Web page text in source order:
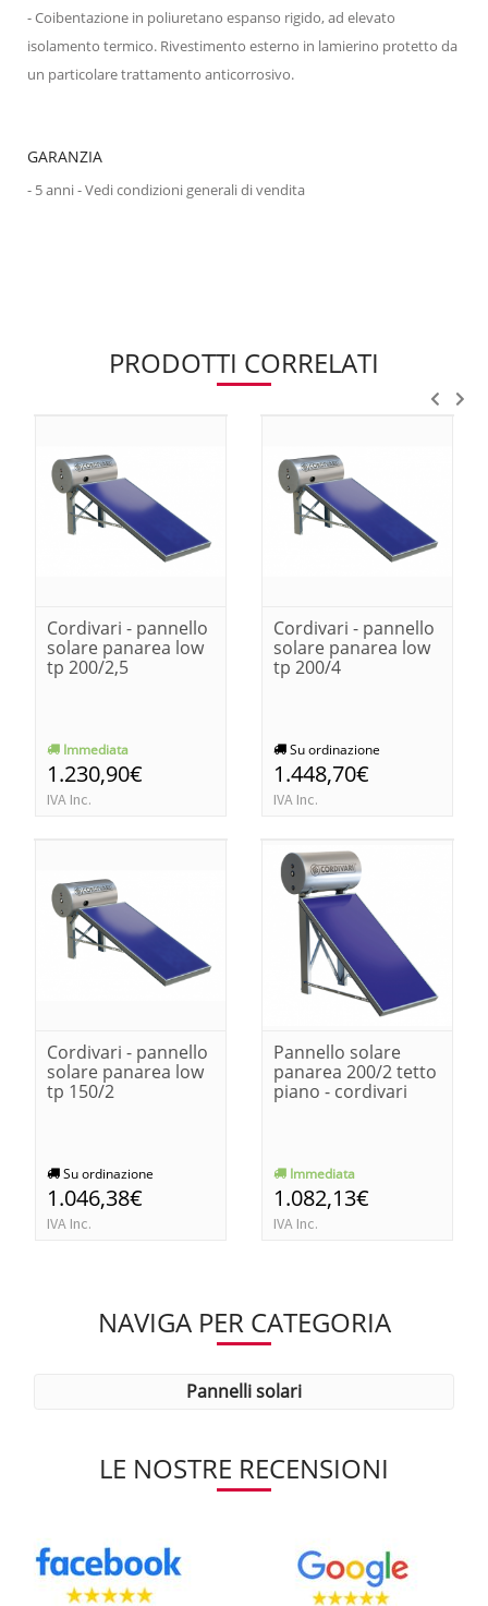
- Coibentazione in poliuretano espanso rigido, ad elevato
isolamento termico. Rivestimento esterno in lamierino protetto da
un particolare trattamento anticorrosivo.
GARANZIA
- 5 anni - Vedi condizioni generali di vendita
PRODOTTI CORRELATI
Cordivari - pannello
solare panarea low
tp 200/2,5
Immediata
1.230,90€
IVA Inc.
Cordivari - pannello
solare panarea low
tp 200/4
Su ordinazione
1.448,70€
IVA Inc.
Cordivari - pannello
solare panarea low
tp 150/2
Su ordinazione
1.046,38€
IVA Inc.
Pannello solare
panarea 200/2 tetto
piano - cordivari
Immediata
1.082,13€
IVA Inc.
NAVIGA PER CATEGORIA
pannelli solari
LE NOSTRE RECENSIONI